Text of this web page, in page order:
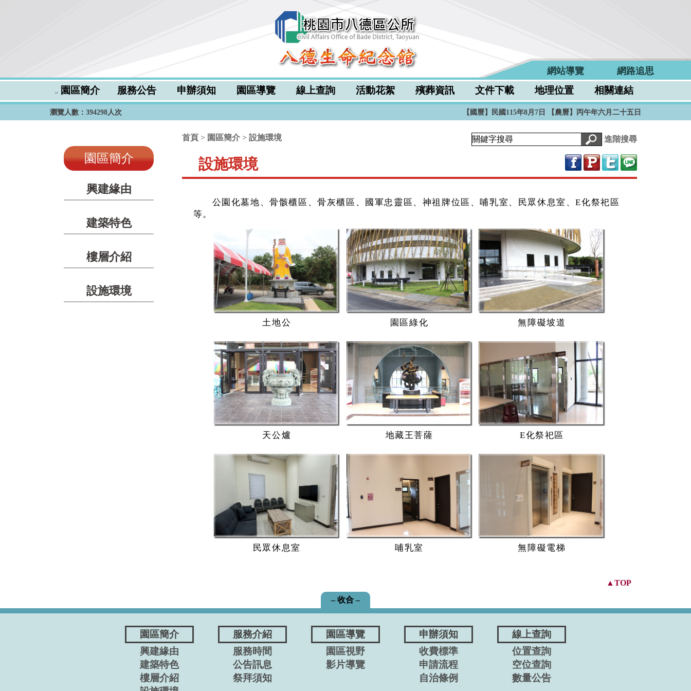
跳到主要內容區塊
網站導覽 網路追思
::: 園區簡介 服務公告 申辦須知 園區導覽 線上查詢 活動花絮 殯葬資訊 文件下載 地理位置 相關連結
瀏覽人數： 394298人次 【國曆】民國115年8月7日 【農曆】丙午年六月二十五日
園區簡介
興建緣由
建築特色
樓層介紹
設施環境
首頁> 園區簡介> 設施環境 進階搜尋
設施環境
公園化墓地、骨骸櫃區、骨灰櫃區、國軍忠靈區、神祖牌位區、哺乳室、民眾休息室、E化祭祀區
等。
土地公 園區綠化 無障礙坡道
天公爐 地藏王菩薩 E化祭祀區
民眾休息室 哺乳室 無障礙電梯
▲TOP
– 收合 –
園區簡介
興建緣由
建築特色
樓層介紹
服務介紹
服務時間
公告訊息
祭拜須知
園區導覽
園區視野
影片導覽
申辦須知
收費標準
申請流程
自治條例
線上查詢
位置查詢
空位查詢
數量公告